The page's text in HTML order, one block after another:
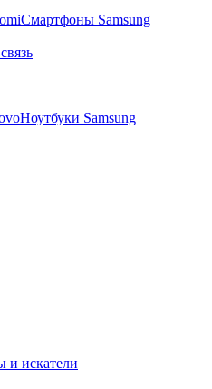
Смартфоны Samsung
Ноутбуки Samsung
и искатели